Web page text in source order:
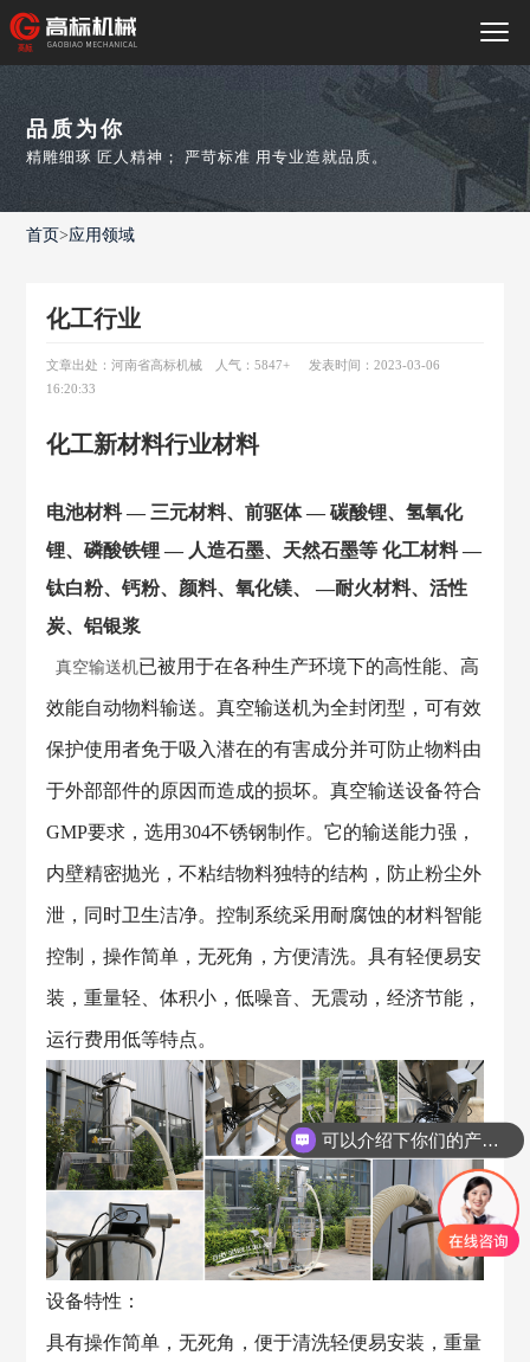
品质为你
精雕细琢 匠人精神； 严苛标准 用专业造就品质。
首页>应用领域
化工行业
文章出处：河南省高标机械 人气：5847+
发表时间：2023-03-06
16:20:33
化工新材料行业材料
电池材料 — 三元材料、前驱体 — 碳酸锂、氢氧化
锂、磷酸铁锂 — 人造石墨、天然石墨等 化工材料 —
钛白粉、钙粉、颜料、氧化镁、 —耐火材料、活性
炭、铝银浆
真空输送机已被用于在各种生产环境下的高性能、高
效能自动物料输送。真空输送机为全封闭型，可有效
保护使用者免于吸入潜在的有害成分并可防止物料由
于外部部件的原因而造成的损坏。真空输送设备符合
GMP要求，选用304不锈钢制作。它的输送能力强，
内壁精密抛光，不粘结物料独特的结构，防止粉尘外
泄，同时卫生洁净。控制系统采用耐腐蚀的材料智能
控制，操作简单，无死角，方便清洗。具有轻便易安
装，重量轻、体积小，低噪音、无震动，经济节能，
运行费用低等特点。
设备特性：
具有操作简单，无死角，便于清洗轻便易安装，重量
可以介绍下你们的产品么？